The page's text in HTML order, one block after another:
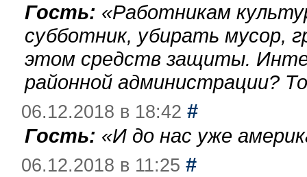
Гость: «Работникам
субботник, убирать мусор,
этом средств защиты.
районной администрации?
06.12.2018 в 18:42 #
Гость: «И до нас уже
06.12.2018 в 11:25 #